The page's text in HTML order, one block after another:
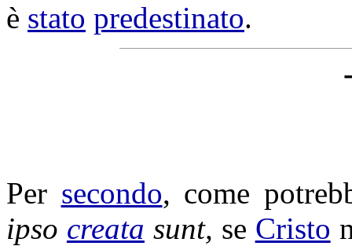
è stato predestinato.
Per secondo, come
ipso creata sunt, se Cristo